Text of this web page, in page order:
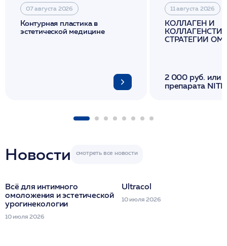
07 августа 2026
Контурная пластика в
эстетической медицине
11 августа 2026
КОЛЛАГЕН И
СТРАТЕГИИ
2 000 руб. или
препарата
Новости
Всё для интимного
омоложения и эстетической
урогинекологии
10 июля 2026
Ultracol
10 июля 2026